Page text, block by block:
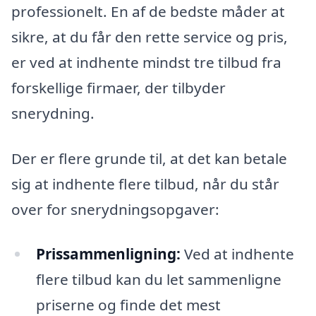
professionelt. En af de bedste måder at
sikre, at du får den rette service og pris,
er ved at indhente mindst tre tilbud fra
forskellige firmaer, der tilbyder
snerydning.
Der er flere grunde til, at det kan betale
sig at indhente flere tilbud, når du står
over for snerydningsopgaver:
Prissammenligning: Ved at indhente
flere tilbud kan du let sammenligne
priserne og finde det mest